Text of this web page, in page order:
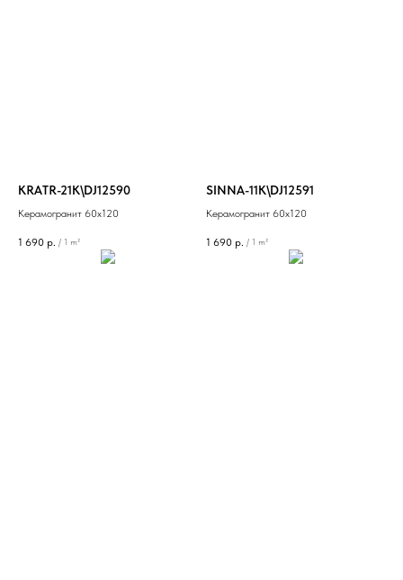
KRATR-21K\DJ12590
Керамогранит 60х120
1 690 р. / 1 m²
SINNA-11K\DJ12591
Керамогранит 60х120
1 690 р. / 1 m²